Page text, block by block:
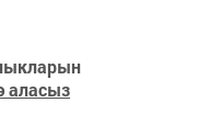
аласыз